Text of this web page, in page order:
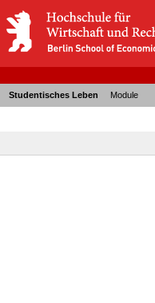
Studentisches Leben Module